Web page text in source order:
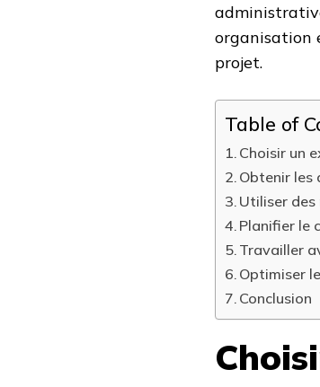
organisation
projet.
Table of
Choisir un
Obtenir
Utiliser
Planifier le
Travailler
Optimiser
Conclusion